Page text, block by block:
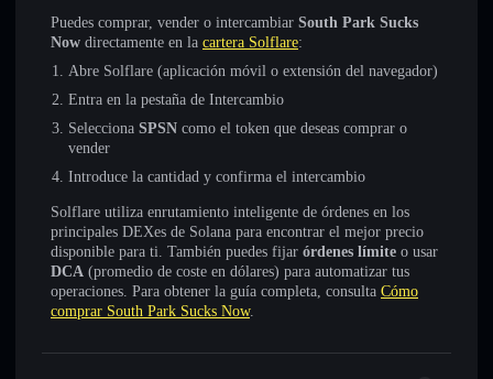
Puedes comprar, vender o intercambiar South Park Sucks
Now directamente en la cartera Solflare:
Abre Solflare (aplicación móvil o extensión del navegador)
Entra en la pestaña de Intercambio
Selecciona SPSN como el token que deseas comprar o
vender
Introduce la cantidad y confirma el intercambio
Solflare utiliza enrutamiento inteligente de órdenes en los
principales DEXes de Solana para encontrar el mejor precio
disponible para ti. También puedes fijar órdenes límite o usar
DCA (promedio de coste en dólares) para automatizar tus
operaciones. Para obtener la guía completa, consulta Cómo
comprar South Park Sucks Now.